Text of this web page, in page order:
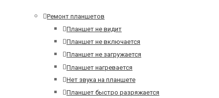
Ремонт планшетов
Планшет не видит
Планшет не включается
Планшет не загружается
Планшет нагревается
Нет звука на планшете
Планшет быстро разряжается